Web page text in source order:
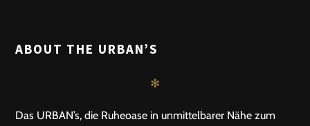
ABOUT THE URBAN’S
✻
Das URBAN’s, die Ruheoase in unmittelbarer Nähe zum